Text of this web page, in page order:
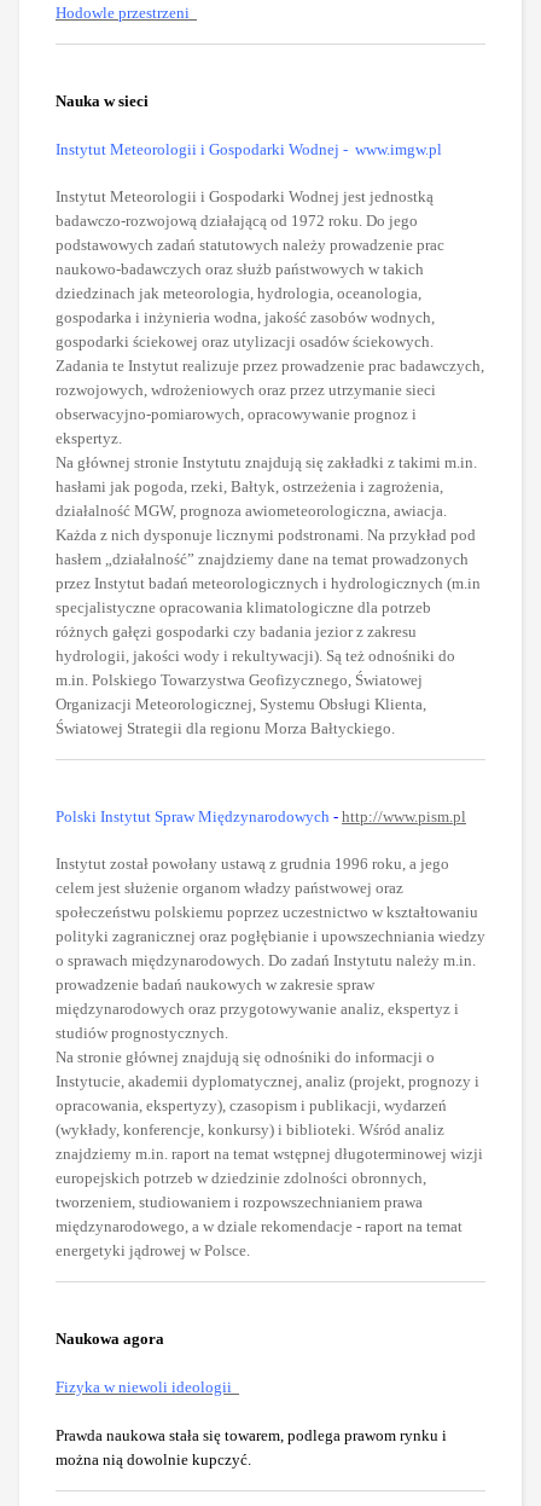
Hodowle przestrzeni
Nauka w sieci
Instytut Meteorologii i Gospodarki Wodnej - www.imgw.pl
Instytut Meteorologii i Gospodarki Wodnej jest jednostką
badawczo-rozwojową działającą od 1972 roku. Do jego
podstawowych zadań statutowych należy prowadzenie prac
naukowo-badawczych oraz służb państwowych w takich
dziedzinach jak meteorologia, hydrologia, oceanologia,
gospodarka i inżynieria wodna, jakość zasobów wodnych,
gospodarki ściekowej oraz utylizacji osadów ściekowych.
Zadania te Instytut realizuje przez prowadzenie prac badawczych,
rozwojowych, wdrożeniowych oraz przez utrzymanie sieci
obserwacyjno-pomiarowych, opracowywanie prognoz i
ekspertyz.
Na głównej stronie Instytutu znajdują się zakładki z takimi m.in.
hasłami jak pogoda, rzeki, Bałtyk, ostrzeżenia i zagrożenia,
działalność MGW, prognoza awiometeorologiczna, awiacja.
Każda z nich dysponuje licznymi podstronami. Na przykład pod
hasłem „działalność” znajdziemy dane na temat prowadzonych
przez Instytut badań meteorologicznych i hydrologicznych (m.in
specjalistyczne opracowania klimatologiczne dla potrzeb
różnych gałęzi gospodarki czy badania jezior z zakresu
hydrologii, jakości wody i rekultywacji). Są też odnośniki do
m.in. Polskiego Towarzystwa Geofizycznego, Światowej
Organizacji Meteorologicznej, Systemu Obsługi Klienta,
Światowej Strategii dla regionu Morza Bałtyckiego.
Polski Instytut Spraw Międzynarodowych - http://www.pism.pl
Instytut został powołany ustawą z grudnia 1996 roku, a jego
celem jest służenie organom władzy państwowej oraz
społeczeństwu polskiemu poprzez uczestnictwo w kształtowaniu
polityki zagranicznej oraz pogłębianie i upowszechniania wiedzy
o sprawach międzynarodowych. Do zadań Instytutu należy m.in.
prowadzenie badań naukowych w zakresie spraw
międzynarodowych oraz przygotowywanie analiz, ekspertyz i
studiów prognostycznych.
Na stronie głównej znajdują się odnośniki do informacji o
Instytucie, akademii dyplomatycznej, analiz (projekt, prognozy i
opracowania, ekspertyzy), czasopism i publikacji, wydarzeń
(wykłady, konferencje, konkursy) i biblioteki. Wśród analiz
znajdziemy m.in. raport na temat wstępnej długoterminowej wizji
europejskich potrzeb w dziedzinie zdolności obronnych,
tworzeniem, studiowaniem i rozpowszechnianiem prawa
międzynarodowego, a w dziale rekomendacje - raport na temat
energetyki jądrowej w Polsce.
Naukowa agora
Fizyka w niewoli ideologii
Prawda naukowa stała się towarem, podlega prawom rynku i
można nią dowolnie kupczyć.